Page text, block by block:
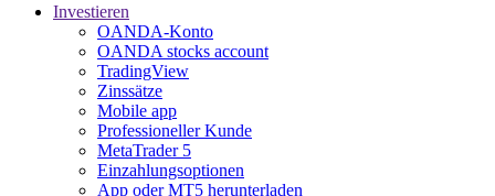
Investieren
OANDA-Konto
OANDA stocks account
TradingView
Zinssätze
Mobile app
Professioneller Kunde
MetaTrader 5
Einzahlungsoptionen
App oder MT5 herunterladen